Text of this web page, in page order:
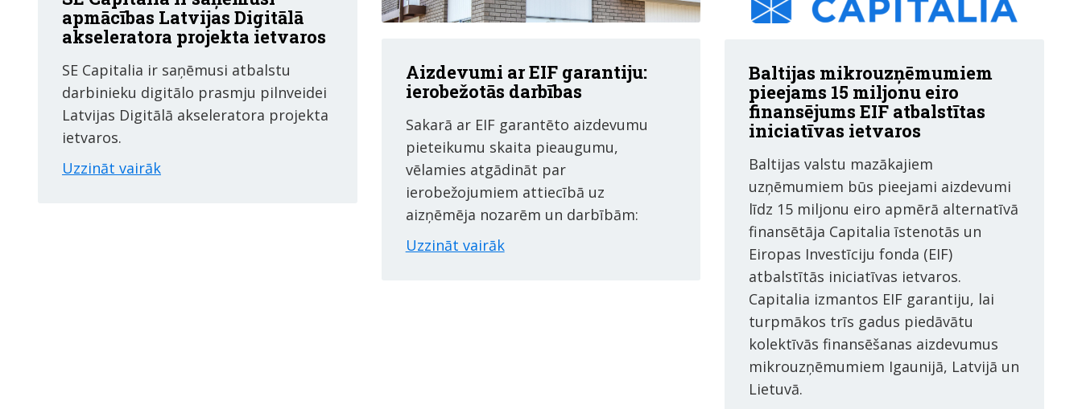
apmācības Latvijas Digitālā
akseleratora projekta ietvaros
SE Capitalia ir saņēmusi atbalstu
darbinieku digitālo prasmju pilnveidei
Latvijas Digitālā akseleratora projekta
ietvaros.
Uzzināt vairāk
Aizdevumi ar EIF garantiju:
ierobežotās darbības
Sakarā ar EIF garantēto aizdevumu
pieteikumu skaita pieaugumu,
vēlamies atgādināt par
ierobežojumiem attiecībā uz
aizņēmēja nozarēm un darbībām:
Uzzināt vairāk
Baltijas mikrouzņēmumiem
pieejams 15 miljonu eiro
finansējums EIF atbalstītas
iniciatīvas ietvaros
Baltijas valstu mazākajiem
uzņēmumiem būs pieejami aizdevumi
līdz 15 miljonu eiro apmērā alternatīvā
finansētāja Capitalia īstenotās un
Eiropas Investīciju fonda (EIF)
atbalstītās iniciatīvas ietvaros.
Capitalia izmantos EIF garantiju, lai
turpmākos trīs gadus piedāvātu
kolektīvās finansēšanas aizdevumus
mikrouzņēmumiem Igaunijā, Latvijā un
Lietuvā.